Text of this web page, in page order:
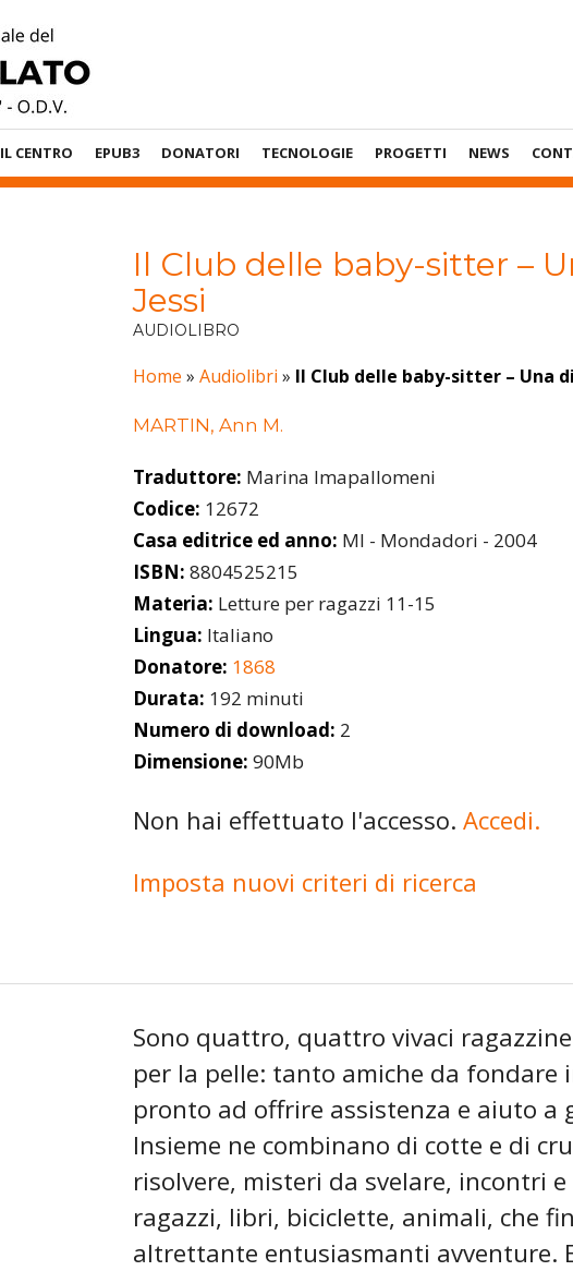
IL CENTRO EPUB3 DONATORI TECNOLOGIE PROGETTI NEWS
Il Club delle baby-sitter –
Jessi
AUDIOLIBRO
Home » Audiolibri » Il Club delle baby-sitter – Una
MARTIN, Ann M.
Traduttore: Marina Imapallomeni
Codice: 12672
Casa editrice ed anno: MI - Mondadori - 2004
ISBN: 8804525215
Materia: Letture per ragazzi 11-15
Lingua: Italiano
Donatore: 1868
Durata: 192 minuti
Numero di download: 2
Dimensione: 90Mb
Non hai effettuato l'accesso. Accedi.
Imposta nuovi criteri di ricerca
Sono quattro, quattro vivaci
per la pelle: tanto amiche da fondare
pronto ad offrire assistenza e aiuto
Insieme ne combinano di cotte e di
risolvere, misteri da svelare, incontri
ragazzi, libri, biciclette, animali, che
altrettante entusiasmanti avventure.